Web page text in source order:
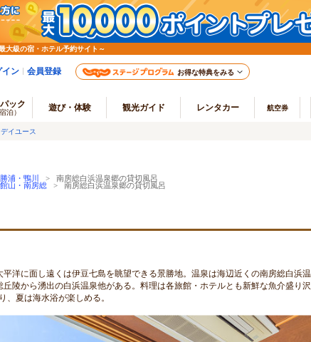
級の宿・ホテル予約サイト～
イン 会員登録 お得な特典をみる
ック
泊） 遊び・体験 観光ガイド レンタカー 航空券
イユース
勝浦・鴨川
> 南房総白浜温泉郷の貸切風呂
館山・南房総 > 南房総白浜温泉郷の貸切風呂
洋に面し遠くは伊豆七島を眺望できる景勝地。温泉は海辺近くの南房総白浜温
陵から湧出の白浜温泉他がある。料理は各旅館・ホテルとも新鮮な魚介盛り沢
夏は海水浴が楽しめる。